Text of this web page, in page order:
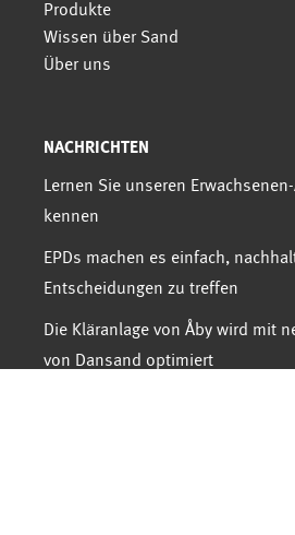
Produkte
Wissen über Sand
Über uns
NACHRICHTEN
Lernen Sie unseren
kennen
EPDs machen es einfach,
Entscheidungen zu treffen
Die Kläranlage von Åby wird mit
von Dansand optimiert